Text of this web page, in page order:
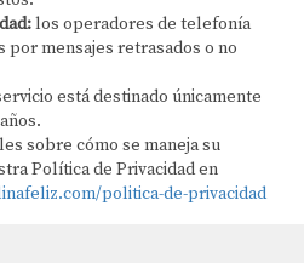
los operadores de telefonía
mensajes retrasados o no
está destinado únicamente
sobre cómo se maneja su
Política de Privacidad en
politica-de-privacidad